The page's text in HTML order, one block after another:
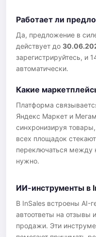
Работает ли
Да, предложение в
действует до
зарегистрируйтесь, и
автоматически.
Какие
Платформа
Яндекс Маркет и
синхронизируя
всех площадок
переключаться между
нужно.
ИИ-инструменты в
В InSales встроены AI-
автоответы на отзывы
продажи. Эти